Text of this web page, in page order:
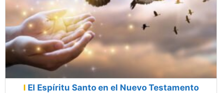
El Espíritu Santo en el Nuevo Testamento